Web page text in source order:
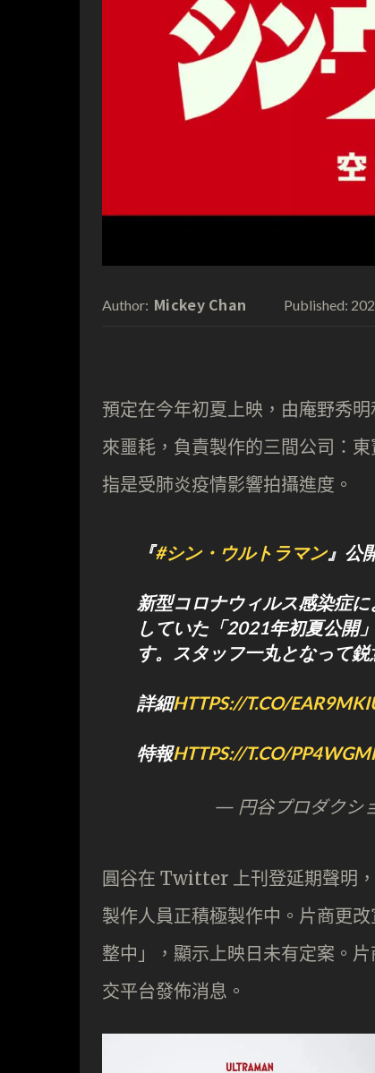
Author: Mickey Chan Published:
預定在今年初夏上映，由庵野秀
來噩耗，負責製作的三間公司：
指是受肺炎疫情影響拍攝進度。
『#シン・ウルトラマン』公
新型コロナウィルス感染症
していた「2021年初夏公開
す。スタッフ一丸となって鋭
詳細HTTPS://T.CO/
特報HTTPS://T.CO/
— 円谷プロダクシ
圓谷在 Twitter 上刊登延期聲明
製作人員正積極製作中。片商更
整中」，顯示上映日未有定案。
交平台發佈消息。